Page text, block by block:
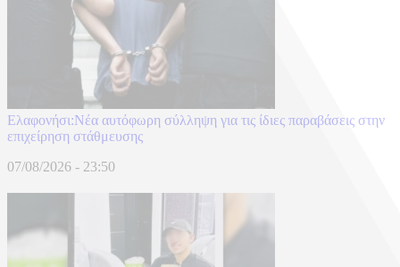
Ελαφονήσι:Νέα αυτόφωρη σύλληψη για τις ίδιες παραβάσεις στην
επιχείρηση στάθμευσης
07/08/2026 - 23:50